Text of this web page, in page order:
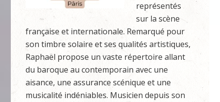
représentés
sur la scène
française et internationale. Remarqué pour
son timbre solaire et ses qualités artistiques,
Raphaël propose un vaste répertoire allant
du baroque au contemporain avec une
aisance, une assurance scénique et une
musicalité indéniables. Musicien depuis son